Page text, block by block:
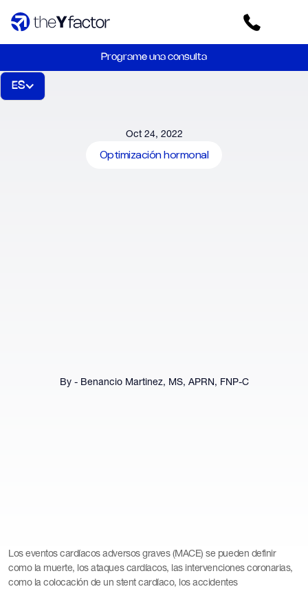
Programe una consulta
ES
Oct 24, 2022
Optimización hormonal
By - Benancio Martinez, MS, APRN, FNP-C
Los eventos cardíacos adversos graves (MACE) se pueden definir
como la muerte, los ataques cardíacos, las intervenciones coronarias,
como la colocación de un stent cardíaco, los accidentes